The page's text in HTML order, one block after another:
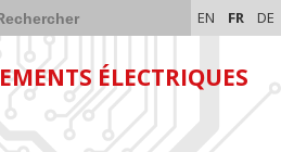
EN FR DE
ÉLECTRIQUES